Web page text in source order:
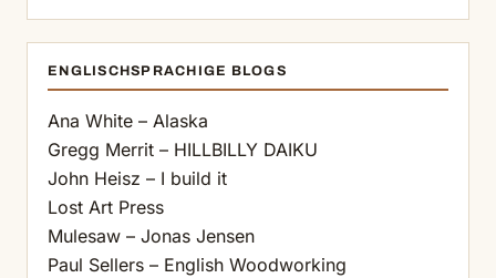
ENGLISCHSPRACHIGE BLOGS
Ana White – Alaska
Gregg Merrit – HILLBILLY DAIKU
John Heisz – I build it
Lost Art Press
Mulesaw – Jonas Jensen
Paul Sellers – English Woodworking